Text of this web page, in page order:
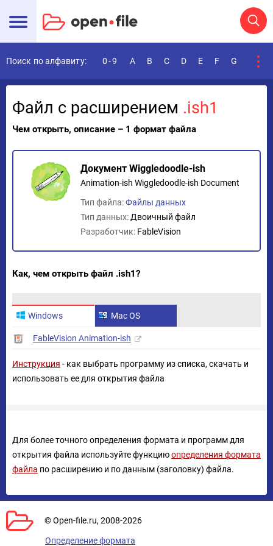
Поиск по алфавиту: 0-9 A B C D E F G
Файл с расширением .ish1
Чем открыть, описание – 1 формат файла
Документ Wiggledoodle-ish
Animation-ish Wiggledoodle-ish Document
Тип файла:Файлы данных
Тип данных: Двоичный файл
Разработчик: FableVision
Как, чем открыть файл .ish1?
Windows Mac OS
FableVision Animation-ish
Инструкция - как выбрать программу из списка, скачать и
использовать ее для открытия файла
Для более точного определения формата и программ для
открытия файла используйте функциюопределения формата
файла по расширению и по данным (заголовку) файла.
© Open-file.ru, 2008-2026
Определение формата